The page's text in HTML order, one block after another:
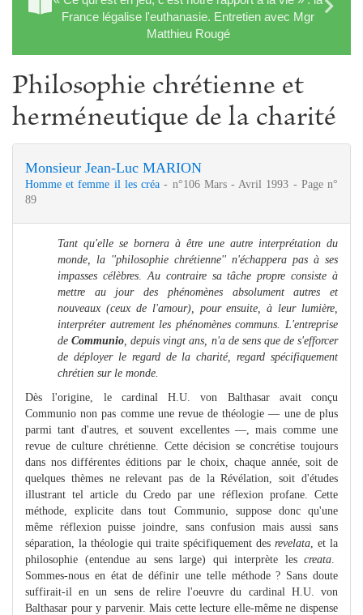
France légalise l'euthanasie. Entretien avec Mgr
Matthieu Rougé
Philosophie chrétienne et
herméneutique de la charité
Monsieur Jean-Luc MARION
Homme et femme il les créa- n°106 Mars - Avril 1993 - Page n°
89
Tant qu'elle se bornera à être une autre interprétation du
monde, la ''philosophie chrétienne'' n'échappera pas à ses
impasses célèbres. Au contraire sa tâche propre consiste à
mettre au jour des phénomènes absolument autres et
nouveaux (ceux de l'amour), pour ensuite, à leur lumière,
interpréter autrement les phénomènes communs. L'entreprise
deCommunio , depuis vingt ans, n'a de sens que de s'efforcer
de déployer le regard de la charité, regard spécifiquement
chrétien sur le monde.
Dès l'origine, le cardinal H.U. von Balthasar avait conçu
Communio non pas comme une revue de théologie — une de plus
parmi tant d'autres, et souvent excellentes —, mais comme une
revue de culture chrétienne. Cette décision se concrétise toujours
dans nos différentes éditions par le choix, chaque année, soit de
quelques thèmes ne relevant pas de la Révélation, soit d'études
illustrant tel article du Credo par une réflexion profane. Cette
méthode, explicite dans tout Communio, suppose donc qu'une
même réflexion puisse joindre, sans confusion mais aussi sans
séparation, la théologie qui traite spécifiquement des revelata , et la
philosophie (entendue au sens large) qui interprète les creata
Sommes-nous en état de définir une telle méthode ? Sans doute
suffirait-il en un sens de relire l'oeuvre du cardinal H.U. von
Balthasar pour y parvenir. Mais cette lecture elle-même ne dispense